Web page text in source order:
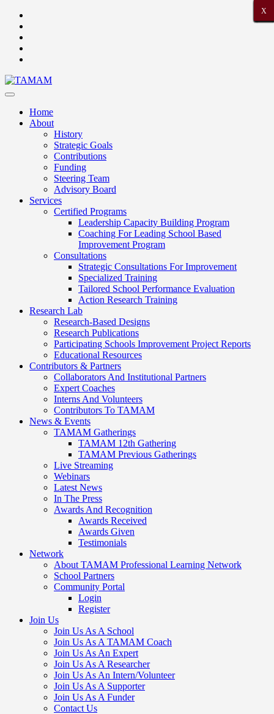
Home
About
History
Strategic Goals
Contributions
Funding
Steering Team
Advisory Board
Services
Certified Programs
Leadership Capacity Building Program
Coaching For Leading School Based
Improvement Program
Consultations
Strategic Consultations For Improvement
Specialized Training
Tailored School Performance Evaluation
Action Research Training
Research Lab
Research-Based Designs
Research Publications
Participating Schools Improvement Project Reports
Educational Resources
Contributors & Partners
Collaborators And Institutional Partners
Expert Coaches
Interns And Volunteers
Contributors To TAMAM
News & Events
TAMAM Gatherings
TAMAM 12th Gathering
TAMAM Previous Gatherings
Live Streaming
Webinars
Latest News
In The Press
Awards And Recognition
Awards Received
Awards Given
Testimonials
Network
About TAMAM Professional Learning Network
School Partners
Community Portal
Login
Register
Join Us
Join Us As A School
Join Us As A TAMAM Coach
Join Us As An Expert
Join Us As A Researcher
Join Us As An Intern/Volunteer
Join Us As A Supporter
Join Us As A Funder
Contact Us
X
X
X
X
X
X
X
X
X
X
X
X
X
X
X
X
X
X
X
X
X